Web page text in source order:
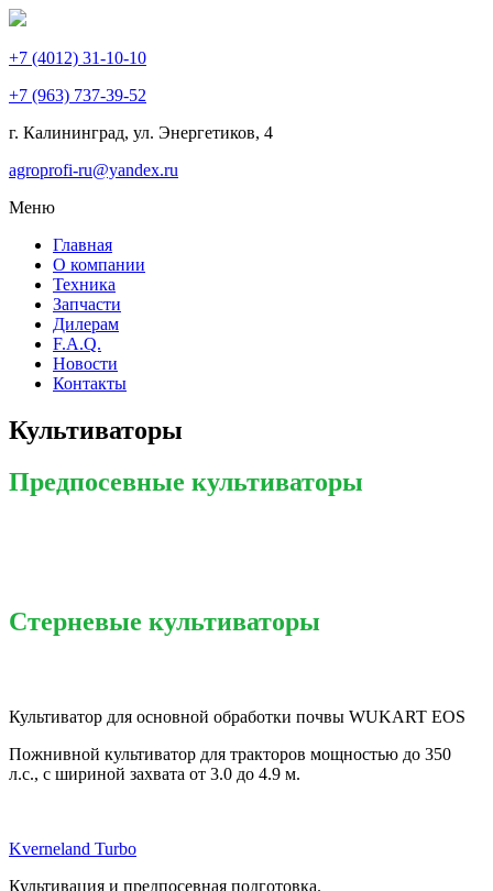
+7 (4012) 31-10-10
+7 (963) 737-39-52
г. Калининград, ул. Энергетиков, 4
agroprofi-ru@yandex.ru
Меню
Главная
О компании
Техника
Запчасти
Дилерам
F.A.Q.
Новости
Контакты
Культиваторы
Предпосевные культиваторы
Стерневые культиваторы
Культиватор для основной обработки почвы WUKART EOS
Пожнивной культиватор для тракторов мощностью до 350
л.с., с шириной захвата от 3.0 до 4.9 м.
Kverneland Turbo
Культивация и предпосевная подготовка.